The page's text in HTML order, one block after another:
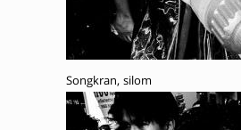
Songkran, silom